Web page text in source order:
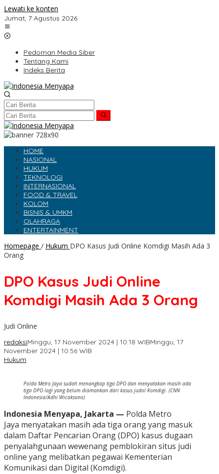
Lewati ke konten
Jumat, 7 Agustus 2026
Pedoman Media Siber
Tentang Kami
Indeks Berita
HOME
NASIONAL
HUKUM
TEKNOLOGI
INTERNASIONAL
FOOD & TRAVEL
KOLOM
BISNIS & UMKM
OLAHRAGA
ENTERTAINMENT
Homepage / Hukum DPO Kasus Judi Online Komdigi Masih Ada 3
Orang
DPO Kasus Judi Online
Komdigi Masih Ada 3 Orang
Judi Online
redaksiMinggu, 17 November 2024 | 10:18 WIBMinggu, 17
November 2024 | 10:56 WIB
Hukum
Polda Metro Jaya sudah menangkap tiga DPO dan menyatakan masih ada
tiga DPO lagi yang belum diamankan dari kasus judol Komdigi. (CNN
Indonesia/Adhi Wicaksono)
Indonesia Menyapa, Jakarta — Polda Metro
Jaya menyatakan masih ada tiga orang yang masuk
dalam Daftar Pencarian Orang (DPO) kasus dugaan
penyalahgunaan wewenang pemblokiran situs judi
online yang melibatkan pegawai Kementerian
Komunikasi dan Digital (Komdigi).